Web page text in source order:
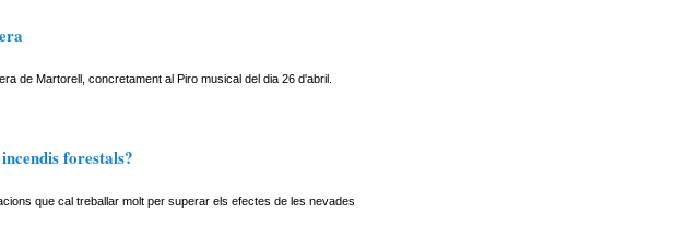
de Martorell, concretament al Piro musical del dia 26 d'abril.
forestals?
que cal treballar molt per superar els efectes de les nevades